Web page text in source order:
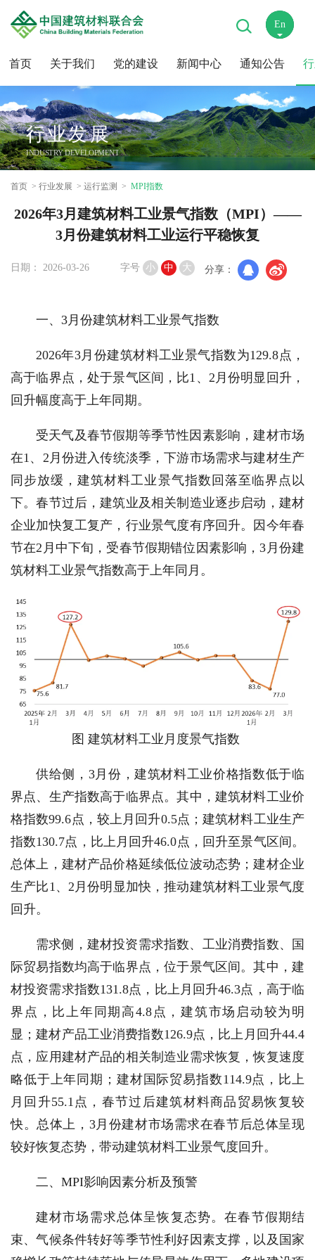
首页 关于我们 党的建设 新闻中心 通知公告
En
中
行业发展
INDUSTRY DEVELOPMENT
首页 行业发展 运行监测 MPI指数
2026年3月建筑材料工业景气指数（MPI）——
3月份建筑材料工业运行平稳恢复
日期： 2026-03-26 字号 小 中 大 分享：
一、3月份建筑材料工业景气指数
2026年3月份建筑材料工业景气指数为129.8点，
高于临界点，处于景气区间，比1、2月份明显回升，
回升幅度高于上年同期。
受天气及春节假期等季节性因素影响，建材市场
在1、2月份进入传统淡季，下游市场需求与建材生产
同步放缓，建筑材料工业景气指数回落至临界点以
下。春节过后，建筑业及相关制造业逐步启动，建材
企业加快复工复产，行业景气度有序回升。因今年春
节在2月中下旬，受春节假期错位因素影响，3月份建
筑材料工业景气指数高于上年同月。
图 建筑材料工业月度景气指数
供给侧，3月份，建筑材料工业价格指数低于临
界点、生产指数高于临界点。其中，建筑材料工业价
格指数99.6点，较上月回升0.5点；建筑材料工业生产
指数130.7点，比上月回升46.0点，回升至景气区间。
总体上，建材产品价格延续低位波动态势；建材企业
生产比1、2月份明显加快，推动建筑材料工业景气度
回升。
需求侧，建材投资需求指数、工业消费指数、国
际贸易指数均高于临界点，位于景气区间。其中，建
材投资需求指数131.8点，比上月回升46.3点，高于临
界点，比上年同期高4.8点，建筑市场启动较为明
显；建材产品工业消费指数126.9点，比上月回升44.4
点，应用建材产品的相关制造业需求恢复，恢复速度
略低于上年同期；建材国际贸易指数114.9点，比上
月回升55.1点，春节过后建筑材料商品贸易恢复较
快。总体上，3月份建材市场需求在春节后总体呈现
较好恢复态势，带动建筑材料工业景气度回升。
二、MPI影响因素分析及预警
建材市场需求总体呈恢复态势。在春节假期结
束、气候条件转好等季节性利好因素支撑，以及国家